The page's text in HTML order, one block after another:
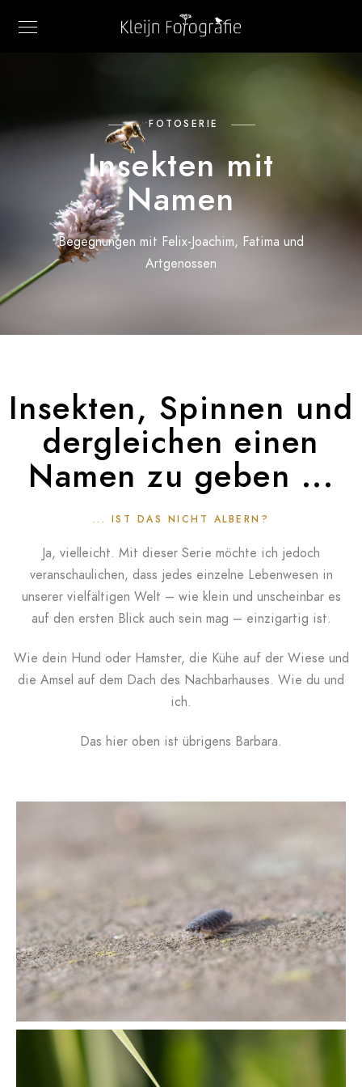
FOTOSERIE
Insekten mit
Namen
Begegnungen mit Felix-Joachim, Fatima und
Artgenossen
Insekten, Spinnen und
dergleichen einen
Namen zu geben ...
... IST DAS NICHT ALBERN?
Ja, vielleicht. Mit dieser Serie möchte ich jedoch
veranschaulichen, dass jedes einzelne Lebenwesen in
unserer vielfältigen Welt – wie klein und unscheinbar es
auf den ersten Blick auch sein mag – einzigartig ist.
Wie dein Hund oder Hamster, die Kühe auf der Wiese und
die Amsel auf dem Dach des Nachbarhauses. Wie du und
ich.
Das hier oben ist übrigens Barbara.
Natasja